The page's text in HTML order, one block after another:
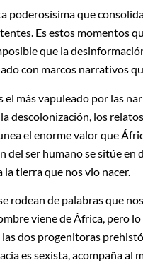
poderosísima que
Es estos momentos
que la
con marcos narrativos
más vapuleado por las
descolonización, los
el enorme valor que
del ser humano se sitúe
tierra que nos vio nacer.
rodean de palabras que
viene de África, pero
las dos progenitoras
es sexista, acompaña